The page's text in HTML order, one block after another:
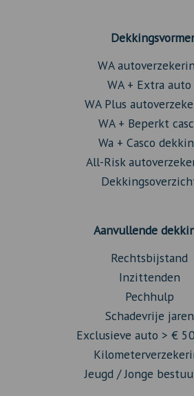
WA
WA + Extra auto
WA Plus
WA + Beperkt
Wa + Casco
All-Risk
Aanvullende
Rechtsbijstand
Inzittenden
Pechhulp
Schadevrije jaren
Exclusieve auto > €
Jeugd / Jonge